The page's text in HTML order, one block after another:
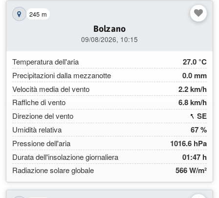
Mostra la stazione sulla mappa
245 m
Bolzano
09/08/2026, 10:15
Temperatura dell'aria 27.0 °C
Precipitazioni dalla mezzanotte 0.0 mm
Velocità media del vento 2.2 km/h
Raffiche di vento 6.8 km/h
Direzione del vento SE
Umidità relativa
67 %
Pressione dell'aria 1016.6 hPa
Durata dell'insolazione giornaliera 01:47 h
Radiazione solare globale 566 W/m²